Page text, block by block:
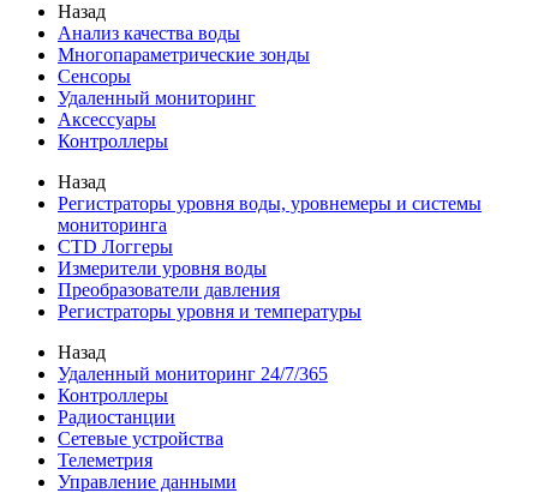
Назад
Анализ качества воды
Многопараметрические зонды
Сенсоры
Удаленный мониторинг
Аксессуары
Контроллеры
Назад
Регистраторы уровня воды, уровнемеры и системы
мониторинга
CTD Логгеры
Измерители уровня воды
Преобразователи давления
Регистраторы уровня и температуры
Назад
Удаленный мониторинг 24/7/365
Контроллеры
Радиостанции
Сетевые устройства
Телеметрия
Управление данными